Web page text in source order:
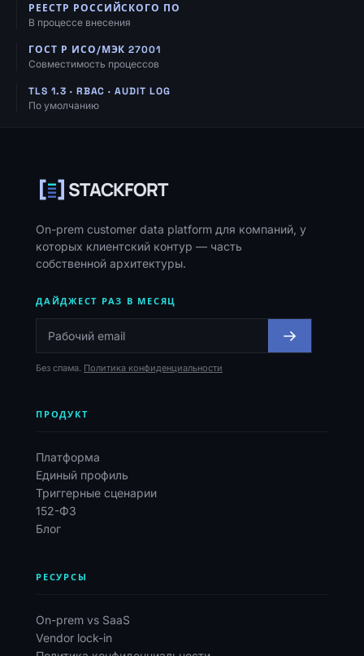
РЕЕСТР РОССИЙСКОГО ПО
В процессе внесения
ГОСТ Р ИСО/МЭК 27001
Совместимость процессов
TLS 1.3 · RBAC · AUDIT LOG
По умолчанию
STACKFORT
On-prem customer data platform для компаний, у
которых клиентский контур — часть
собственной архитектуры.
ДАЙДЖЕСТ РАЗ В МЕСЯЦ
Без спама. Политика конфиденциальности
ПРОДУКТ
Платформа
Единый профиль
Триггерные сценарии
152-ФЗ
Блог
РЕСУРСЫ
On-prem vs SaaS
Vendor lock-in